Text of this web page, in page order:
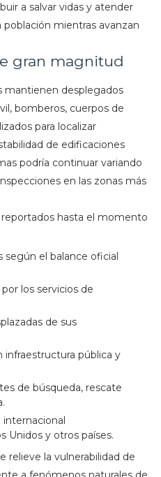
a salvar vidas y atender
población mientras avanzan
gran magnitud
mantienen desplegados
bomberos, cuerpos de
para localizar
de edificaciones
podría continuar variando
en las zonas más
hasta el momento
según el balance oficial
los servicios de
de sus
infraestructura pública y
de búsqueda, rescate
Unidos y otros países.
relieve la vulnerabilidad de